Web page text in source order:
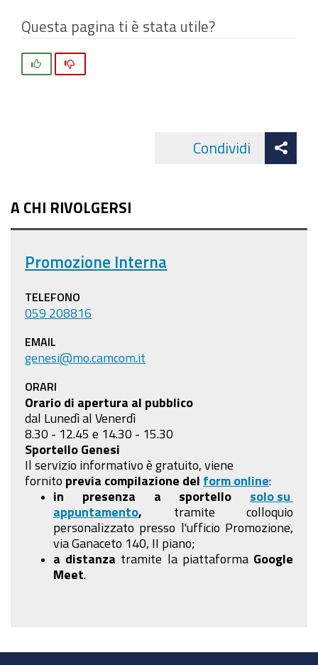
Questa pagina ti è stata utile?
Condividi
A CHI RIVOLGERSI
Promozione Interna
TELEFONO
059 208816
EMAIL
genesi@mo.camcom.it
ORARI
Orario di apertura al pubblico
dal Lunedì al Venerdì
8.30 - 12.45 e 14.30 - 15.30
Sportello Genesi
Il servizio informativo è gratuito, viene
fornito previa compilazione del form online:
in presenza a sportello solo su
appuntamento, tramite colloquio
personalizzato presso l'ufficio Promozione,
via Ganaceto 140, II piano;
a distanza tramite la piattaforma Google
Meet